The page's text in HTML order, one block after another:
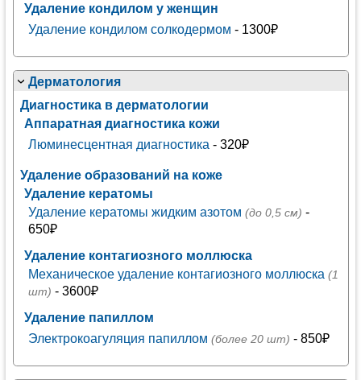
Удаление кондилом у женщин
Удаление кондилом солкодермом - 1300₽
Дерматология
Диагностика в дерматологии
Аппаратная диагностика кожи
Люминесцентная диагностика - 320₽
Удаление образований на коже
Удаление кератомы
Удаление кератомы жидким азотом (до 0,5 см) -
650₽
Удаление контагиозного моллюска
Механическое удаление контагиозного моллюска (1
шт) - 3600₽
Удаление папиллом
Электрокоагуляция папиллом (более 20 шт) - 850₽